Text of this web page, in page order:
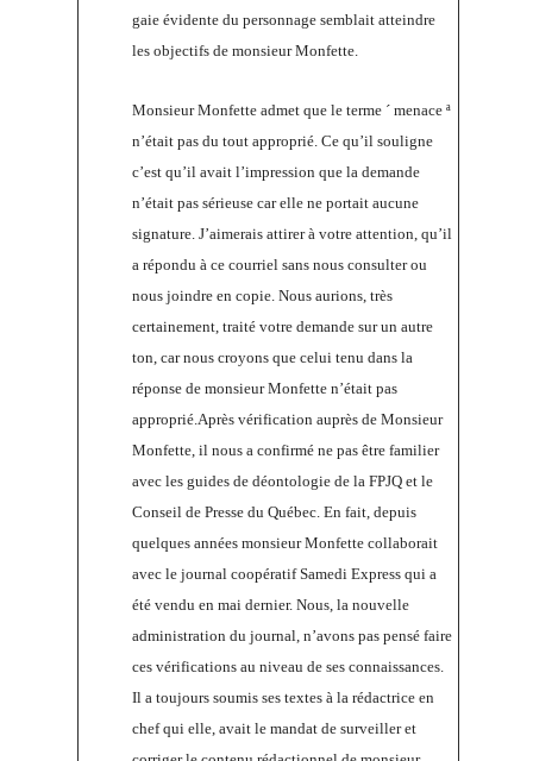
gaie évidente du personnage semblait atteindre
les objectifs de monsieur Monfette.
Monsieur Monfette admet que le terme ´ menace ª
n’était pas du tout approprié. Ce qu’il souligne
c’est qu’il avait l’impression que la demande
n’était pas sérieuse car elle ne portait aucune
signature. J’aimerais attirer à votre attention, qu’il
a répondu à ce courriel sans nous consulter ou
nous joindre en copie. Nous aurions, très
certainement, traité votre demande sur un autre
ton, car nous croyons que celui tenu dans la
réponse de monsieur Monfette n’était pas
approprié.Après vérification auprès de Monsieur
Monfette, il nous a confirmé ne pas être familier
avec les guides de déontologie de la FPJQ et le
Conseil de Presse du Québec. En fait, depuis
quelques années monsieur Monfette collaborait
avec le journal coopératif Samedi Express qui a
été vendu en mai dernier. Nous, la nouvelle
administration du journal, n’avons pas pensé faire
ces vérifications au niveau de ses connaissances.
Il a toujours soumis ses textes à la rédactrice en
chef qui elle, avait le mandat de surveiller et